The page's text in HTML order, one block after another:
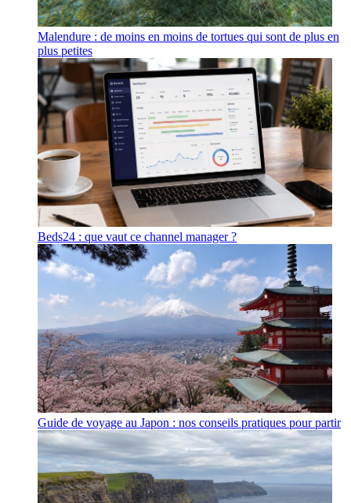
Malendure : de moins en moins de tortues qui sont de plus en
plus petites
Beds24 : que vaut ce channel manager ?
Guide de voyage au Japon : nos conseils pratiques pour partir